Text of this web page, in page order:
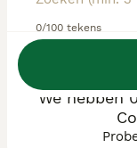
0/100 tekens
We hebben